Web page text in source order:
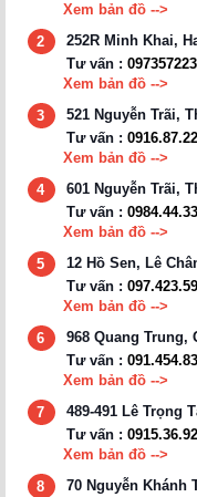
Xem bản đồ -->
2
252R Minh Khai,
Tư vấn :
Xem bản đồ -->
3
521 Nguyễn Trãi,
Tư vấn :
Xem bản đồ -->
4
601 Nguyễn Trãi,
Tư vấn :
Xem bản đồ -->
5
12 Hồ Sen, Lê
Tư vấn :
Xem bản đồ -->
6
968 Quang Trung,
Tư vấn :
Xem bản đồ -->
7
489-491 Lê Trọng
Tư vấn :
Xem bản đồ -->
8
70 Nguyễn Khánh